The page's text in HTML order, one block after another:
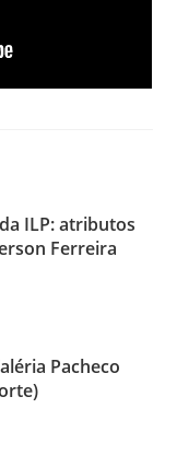
ILP: atributos
Ferreira
Pacheco